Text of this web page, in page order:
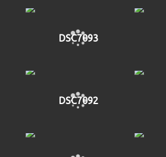
DSC7093
DSC7092